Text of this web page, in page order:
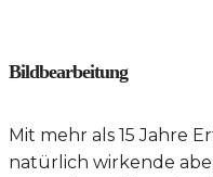
Bildbearbeitung
Mit mehr als 15 Jahre
natürlich wirkende